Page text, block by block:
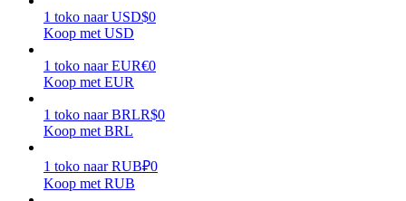
Verdienen
1 toko naar USD$0
Koop met USD
1 toko naar EUR€0
Koop met EUR
1 toko naar BRLR$0
Koop met BRL
1 toko naar RUB₽0
Koop met RUB